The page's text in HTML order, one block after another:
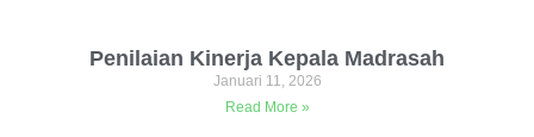
Penilaian Kinerja Kepala Madrasah
Januari 11, 2026
Read More »